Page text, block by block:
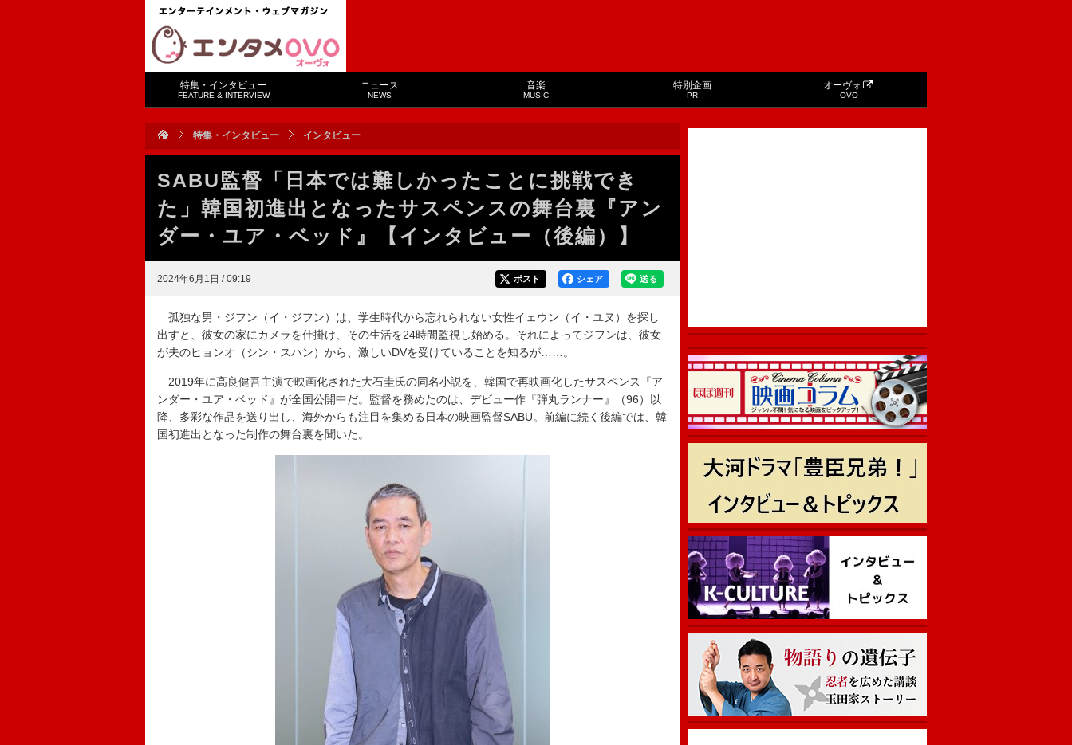
特集・インタビュー
FEATURE & INTERVIEW
ニュース
NEWS
音楽
MUSIC
特別企画
PR
オーヴォ
OVO
特集・インタビュー インタビュー
SABU監督「日本では難しかったことに挑戦でき
た」韓国初進出となったサスペンスの舞台裏『アン
ダー・ユア・ベッド』【インタビュー（後編）】
2024年6月1日 / 09:19 送る
シェア
ポスト
孤独な男・ジフン（イ・ジフン）は、学生時代から忘れられない女性イェウン（イ・ユヌ）を探し
出すと、彼女の家にカメラを仕掛け、その生活を24時間監視し始める。それによってジフンは、彼女
が夫のヒョンオ（シン・スハン）から、激しいDVを受けていることを知るが……。
2019年に高良健吾主演で映画化された大石圭氏の同名小説を、韓国で再映画化したサスペンス『ア
ンダー・ユア・ベッド』が全国公開中だ。監督を務めたのは、デビュー作『弾丸ランナー』（96）以
降、多彩な作品を送り出し、海外からも注目を集める日本の映画監督SABU。前編に続く後編では、韓
国初進出となった制作の舞台裏を聞いた。